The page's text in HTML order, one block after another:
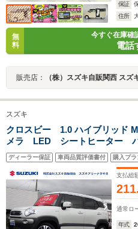
保証
住所
無
料
今すぐ在庫確
電話
販売店： （株）スズキ自販関西 スズ
スズキ
クロスビー 1.0 ハイブリッド
メラ LED シートヒーター
ト 盗難防止システム スズキセ
ディーラー保証 車両品質評価書付 購入プ
支払総
通常ロ
年式